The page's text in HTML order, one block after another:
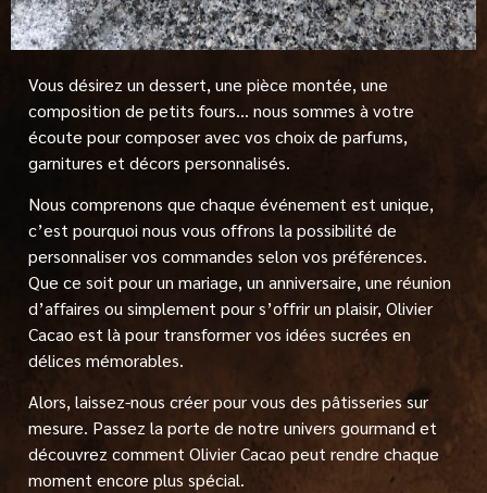
Vous désirez un dessert, une pièce montée, une
composition de petits fours… nous sommes à votre
écoute pour composer avec vos choix de parfums,
garnitures et décors personnalisés.
Nous comprenons que chaque événement est unique,
c’est pourquoi nous vous offrons la possibilité de
personnaliser vos commandes selon vos préférences.
Que ce soit pour un mariage, un anniversaire, une réunion
d’affaires ou simplement pour s’offrir un plaisir, Olivier
Cacao est là pour transformer vos idées sucrées en
délices mémorables.
Alors, laissez-nous créer pour vous des pâtisseries sur
mesure. Passez la porte de notre univers gourmand et
découvrez comment Olivier Cacao peut rendre chaque
moment encore plus spécial.